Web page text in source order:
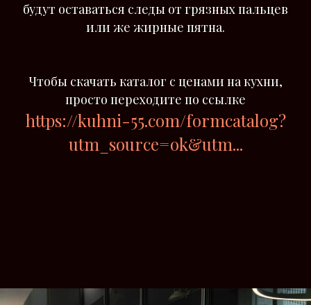
будут оставаться следы от грязных пальцев
или же жирные пятна.
Чтобы скачать каталог с ценами на кухни,
просто переходите по ссылке
https://kuhni-55.com/formcatalog?
utm_source=ok&utm...